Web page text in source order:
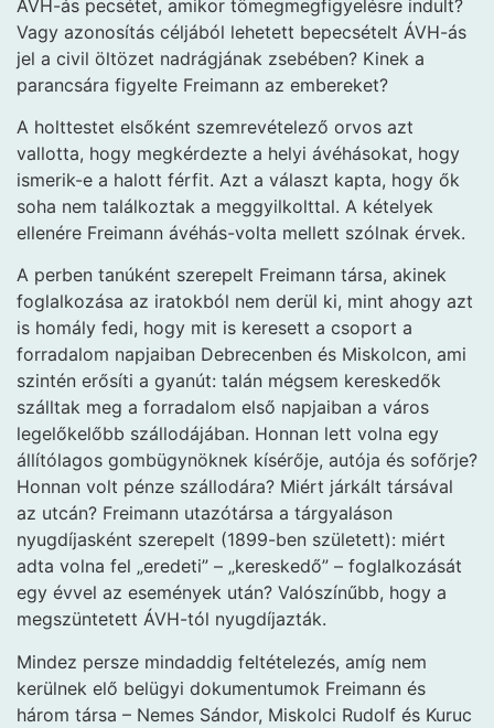
ÁVH-ás pecsétet, amikor tömegmegfigyelésre indult?
Vagy azonosítás céljából lehetett bepecsételt ÁVH-ás
jel a civil öltözet nadrágjának zsebében? Kinek a
parancsára figyelte Freimann az embereket?
A holttestet elsőként szemrevételező orvos azt
vallotta, hogy megkérdezte a helyi ávéhásokat, hogy
ismerik-e a halott férfit. Azt a választ kapta, hogy ők
soha nem találkoztak a meggyilkolttal. A kételyek
ellenére Freimann ávéhás-volta mellett szólnak érvek.
A perben tanúként szerepelt Freimann társa, akinek
foglalkozása az iratokból nem derül ki, mint ahogy azt
is homály fedi, hogy mit is keresett a csoport a
forradalom napjaiban Debrecenben és Miskolcon, ami
szintén erősíti a gyanút: talán mégsem kereskedők
szálltak meg a forradalom első napjaiban a város
legelőkelőbb szállodájában. Honnan lett volna egy
állítólagos gombügynöknek kísérője, autója és sofőrje?
Honnan volt pénze szállodára? Miért járkált társával
az utcán? Freimann utazótársa a tárgyaláson
nyugdíjasként szerepelt (1899-ben született): miért
adta volna fel „eredeti” – „kereskedő” – foglalkozását
egy évvel az események után? Valószínűbb, hogy a
megszüntetett ÁVH-tól nyugdíjazták.
Mindez persze mindaddig feltételezés, amíg nem
kerülnek elő belügyi dokumentumok Freimann és
három társa – Nemes Sándor, Miskolci Rudolf és Kuruc